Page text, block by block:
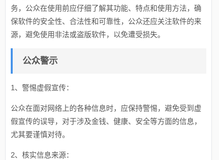
务，公众在使用前应仔细了解其功能、特点和使用方法，确
保软件的安全性、合法性和可靠性，公众还应关注软件的来
源，避免使用非法或盗版软件，以免遭受损失。
公众警示
1、警惕虚假宣传：
公众在面对网络上的各种信息时，应保持警惕，避免受到虚
假宣传的误导，对于涉及金钱、健康、安全等方面的信息，
尤其要谨慎对待。
2、核实信息来源：